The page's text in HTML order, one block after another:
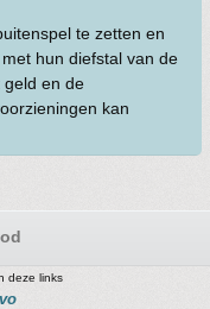
te zetten en
hun diefstal van de
geld en de
kan
deze links